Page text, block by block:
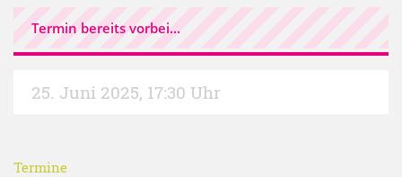
Termin bereits vorbei...
25. Juni 2025, 17:30 Uhr
Termine